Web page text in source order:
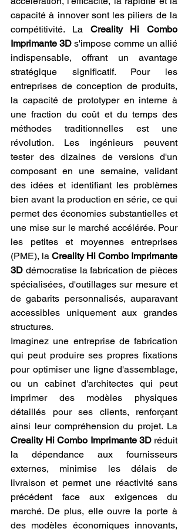
capacité à innover sont les piliers de la
compétitivité. La Creality Hi Combo
Imprimante 3D s'impose comme un allié
indispensable, offrant un avantage
stratégique significatif. Pour les
entreprises de conception de produits,
la capacité de prototyper en interne à
une fraction du coût et du temps des
méthodes traditionnelles est une
révolution. Les ingénieurs peuvent
tester des dizaines de versions d'un
composant en une semaine, validant
des idées et identifiant les problèmes
bien avant la production en série, ce qui
permet des économies substantielles et
une mise sur le marché accélérée. Pour
les petites et moyennes entreprises
(PME), la Creality Hi Combo Imprimante
3D démocratise la fabrication de pièces
spécialisées, d'outillages sur mesure et
de gabarits personnalisés, auparavant
accessibles uniquement aux grandes
structures.
Imaginez une entreprise de fabrication
qui peut produire ses propres fixations
pour optimiser une ligne d'assemblage,
ou un cabinet d'architectes qui peut
imprimer des modèles physiques
détaillés pour ses clients, renforçant
Creality Hi Combo Imprimante 3D réduit
la dépendance aux fournisseurs
externes, minimise les délais de
livraison et permet une réactivité sans
précédent face aux exigences du
marché. De plus, elle ouvre la porte à
des modèles économiques innovants,